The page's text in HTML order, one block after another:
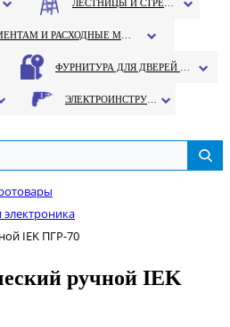
IEK ПГР-70
ручной IEK